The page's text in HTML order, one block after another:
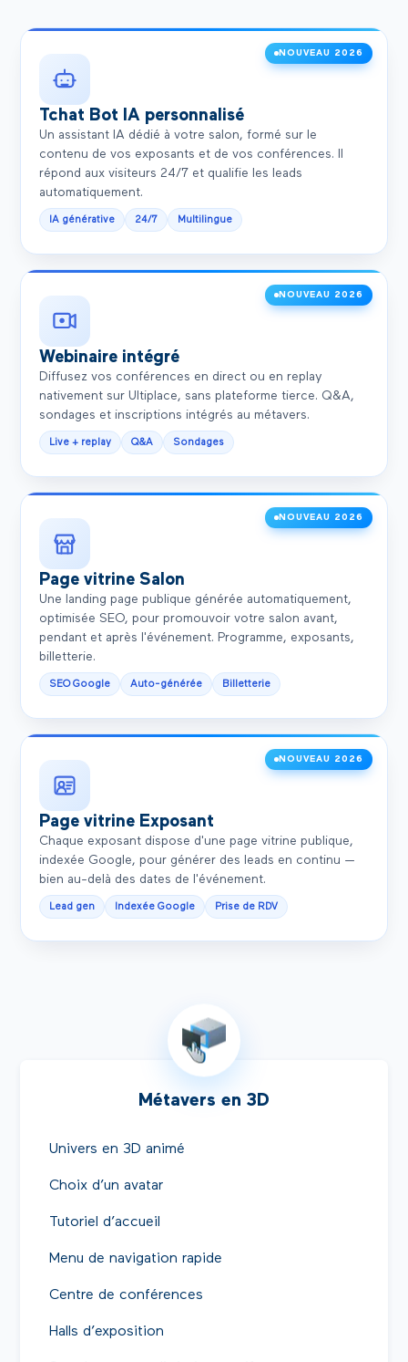
NOUVEAU 2026
Tchat Bot IA personnalisé
Un assistant IA dédié à votre salon, formé sur le
contenu de vos exposants et de vos conférences. Il
répond aux visiteurs 24/7 et qualifie les leads
automatiquement.
IA générative 24/7 Multilingue
NOUVEAU 2026
Webinaire intégré
Diffusez vos conférences en direct ou en replay
nativement sur Ultiplace, sans plateforme tierce. Q&A,
sondages et inscriptions intégrés au métavers.
Live + replay Q&A Sondages
NOUVEAU 2026
Page vitrine Salon
Une landing page publique générée automatiquement,
optimisée SEO, pour promouvoir votre salon avant,
pendant et après l'événement. Programme, exposants,
billetterie.
SEO Google Auto-générée Billetterie
NOUVEAU 2026
Page vitrine Exposant
Chaque exposant dispose d'une page vitrine publique,
indexée Google, pour générer des leads en continu —
bien au-delà des dates de l'événement.
Lead gen Indexée Google Prise de RDV
Métavers en 3D
Univers en 3D animé
Choix d’un avatar
Tutoriel d’accueil
Menu de navigation rapide
Centre de conférences
Halls d’exposition